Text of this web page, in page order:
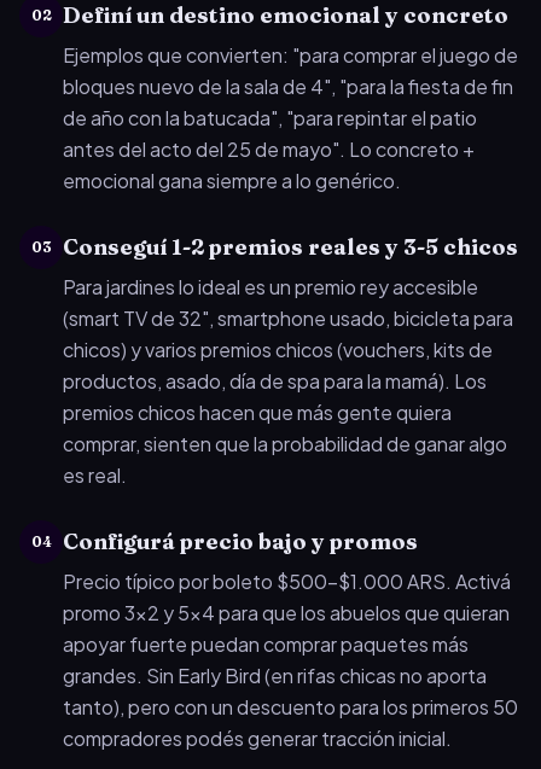
02 Definí un destino emocional y concreto
Ejemplos que convierten: "para comprar el juego de
bloques nuevo de la sala de 4", "para la fiesta de fin
de año con la batucada", "para repintar el patio
antes del acto del 25 de mayo". Lo concreto +
emocional gana siempre a lo genérico.
03 Conseguí 1-2 premios reales y 3-5 chicos
Para jardines lo ideal es un premio rey accesible
(smart TV de 32", smartphone usado, bicicleta para
chicos) y varios premios chicos (vouchers, kits de
productos, asado, día de spa para la mamá). Los
premios chicos hacen que más gente quiera
comprar, sienten que la probabilidad de ganar algo
es real.
04 Configurá precio bajo y promos
Precio típico por boleto $500-$1.000 ARS. Activá
promo 3x2 y 5x4 para que los abuelos que quieran
apoyar fuerte puedan comprar paquetes más
grandes. Sin Early Bird (en rifas chicas no aporta
tanto), pero con un descuento para los primeros 50
compradores podés generar tracción inicial.